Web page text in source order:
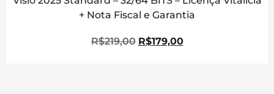
+ Nota Fiscal e Garantia
R$219,00 R$179,00